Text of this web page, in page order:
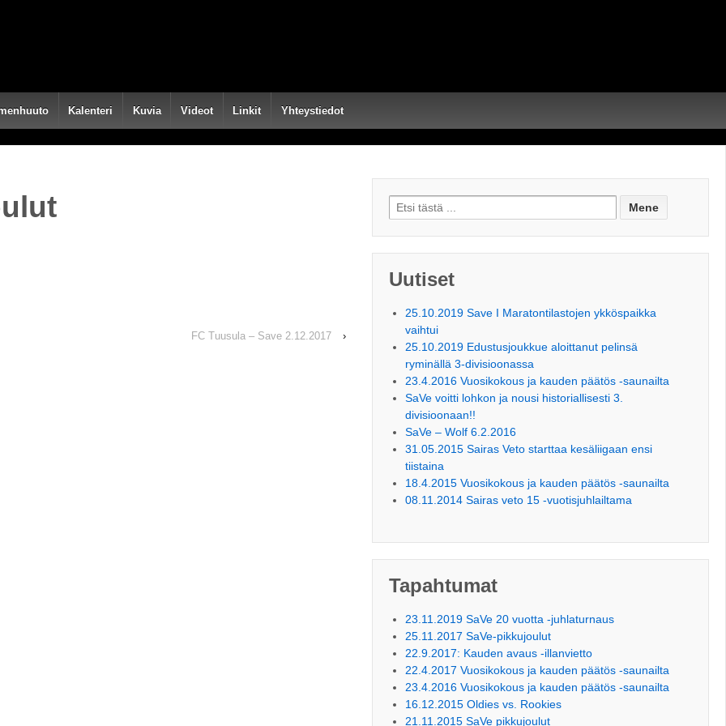
Kalenteri Kuvia Videot Linkit Yhteystiedot
FC Tuusula – Save 2.12.2017 ›
Search for:
Uutiset
25.10.2019 Save I Maratontilastojen ykköspaikka
vaihtui
25.10.2019 Edustusjoukkue aloittanut pelinsä
ryminällä 3-divisioonassa
23.4.2016 Vuosikokous ja kauden päätös -saunailta
SaVe voitti lohkon ja nousi historiallisesti 3.
divisioonaan!!
SaVe – Wolf 6.2.2016
31.05.2015 Sairas Veto starttaa kesäliigaan ensi
tiistaina
18.4.2015 Vuosikokous ja kauden päätös -saunailta
08.11.2014 Sairas veto 15 -vuotisjuhlailtama
Tapahtumat
23.11.2019 SaVe 20 vuotta -juhlaturnaus
25.11.2017 SaVe-pikkujoulut
22.9.2017: Kauden avaus -illanvietto
22.4.2017 Vuosikokous ja kauden päätös -saunailta
23.4.2016 Vuosikokous ja kauden päätös -saunailta
16.12.2015 Oldies vs. Rookies
21.11.2015 SaVe pikkujoulut